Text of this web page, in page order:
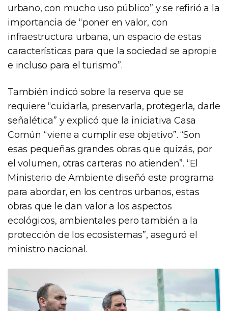
urbano, con mucho uso público” y se refirió a la
importancia de “poner en valor, con
infraestructura urbana, un espacio de estas
características para que la sociedad se apropie
e incluso para el turismo”.
También indicó sobre la reserva que se
requiere “cuidarla, preservarla, protegerla, darle
señalética” y explicó que la iniciativa Casa
Común “viene a cumplir ese objetivo”. “Son
esas pequeñas grandes obras que quizás, por
el volumen, otras carteras no atienden”. “El
Ministerio de Ambiente diseñó este programa
para abordar, en los centros urbanos, estas
obras que le dan valor a los aspectos
ecológicos, ambientales pero también a la
protección de los ecosistemas”, aseguró el
ministro nacional.